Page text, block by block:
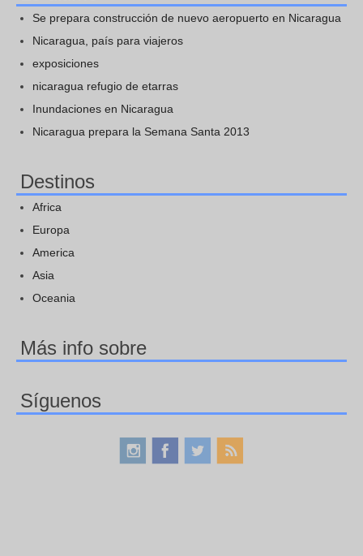
Se prepara construcción de nuevo aeropuerto en Nicaragua
Nicaragua, país para viajeros
exposiciones
nicaragua refugio de etarras
Inundaciones en Nicaragua
Nicaragua prepara la Semana Santa 2013
Destinos
Africa
Europa
America
Asia
Oceania
Más info sobre
Síguenos